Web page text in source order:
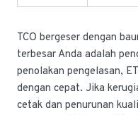
TCO bergeser dengan
terbesar Anda adalah
penolakan pengelasan,
dengan cepat. Jika
cetak dan penurunan